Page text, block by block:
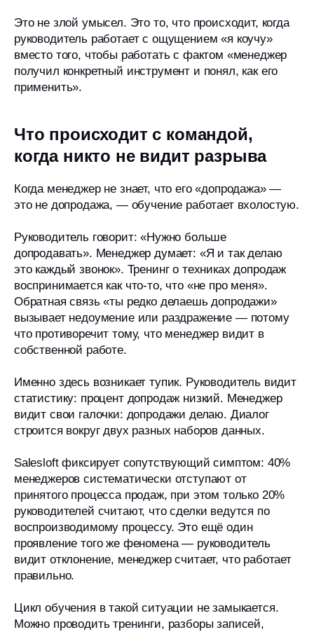
Это не злой умысел. Это то, что происходит, когда
руководитель работает с ощущением «я коучу»
вместо того, чтобы работать с фактом «менеджер
получил конкретный инструмент и понял, как его
применить».
Что происходит с командой,
когда никто не видит разрыва
Когда менеджер не знает, что его «допродажа» —
это не допродажа, — обучение работает вхолостую.
Руководитель говорит: «Нужно больше
допродавать». Менеджер думает: «Я и так делаю
это каждый звонок». Тренинг о техниках допродаж
воспринимается как что-то, что «не про меня».
Обратная связь «ты редко делаешь допродажи»
вызывает недоумение или раздражение — потому
что противоречит тому, что менеджер видит в
собственной работе.
Именно здесь возникает тупик. Руководитель видит
статистику: процент допродаж низкий. Менеджер
видит свои галочки: допродажи делаю. Диалог
строится вокруг двух разных наборов данных.
Salesloft фиксирует сопутствующий симптом: 40%
менеджеров систематически отступают от
принятого процесса продаж, при этом только 20%
руководителей считают, что сделки ведутся по
воспроизводимому процессу. Это ещё один
проявление того же феномена — руководитель
видит отклонение, менеджер считает, что работает
правильно.
Цикл обучения в такой ситуации не замыкается.
Можно проводить тренинги, разборы записей,